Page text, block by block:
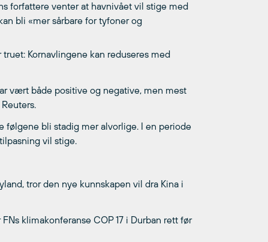
forfattere venter at havnivået vil stige med
bli «mer sårbare for tyfoner og
Kornavlingene kan reduseres med
vært både positive og negative, men mest
følgene bli stadig mer alvorlige. I en periode
vil stige.
tror den nye kunnskapen vil dra Kina i
klimakonferanse COP 17 i Durban rett før